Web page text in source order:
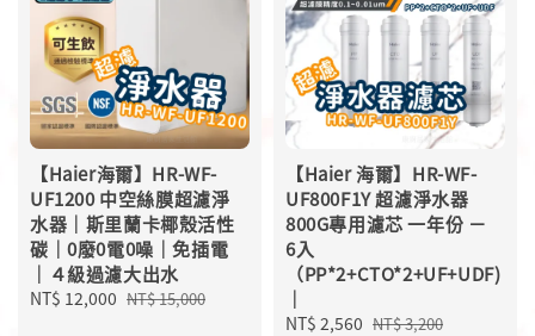
【Haier海爾】HR-WF-
UF1200 中空絲膜超濾淨
水器｜斯里蘭卡椰殼活性
碳｜0廢0電0噪｜免插電
｜４級過濾大出水
Sale
NT$ 12,000 Regular
NT$ 15,000
【Haier 海爾】HR-WF-
UF800F1Y 超濾淨水器
800G專用濾芯 一年份 －
6入
（PP*2+CTO*2+UF+UDF)
｜
Sale
NT$ 2,560 Regular
NT$ 3,200